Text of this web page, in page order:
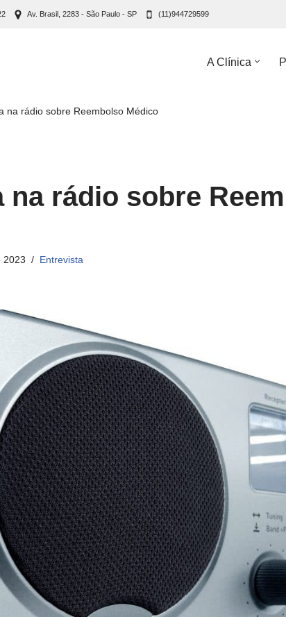
Av. Brasil, 2283 - São Paulo - SP (11)944729599
A Clínica
na rádio sobre Reembolso Médico
na rádio sobre
2023 Entrevista